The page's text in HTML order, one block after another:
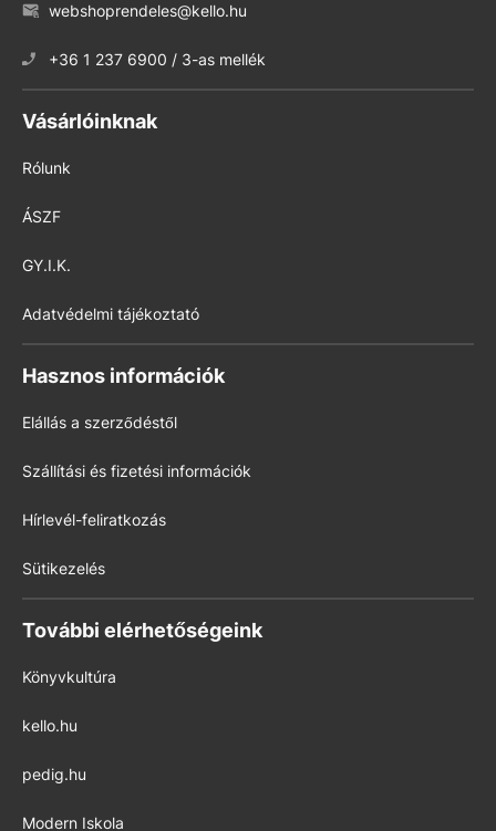
webshoprendeles@kello.hu
+36 1 237 6900 / 3-as mellék
Vásárlóinknak
Rólunk
ÁSZF
GY.I.K.
Adatvédelmi tájékoztató
Hasznos információk
Elállás a szerződéstől
Szállítási és fizetési információk
Hírlevél-feliratkozás
Sütikezelés
További elérhetőségeink
Könyvkultúra
kello.hu
pedig.hu
Modern Iskola